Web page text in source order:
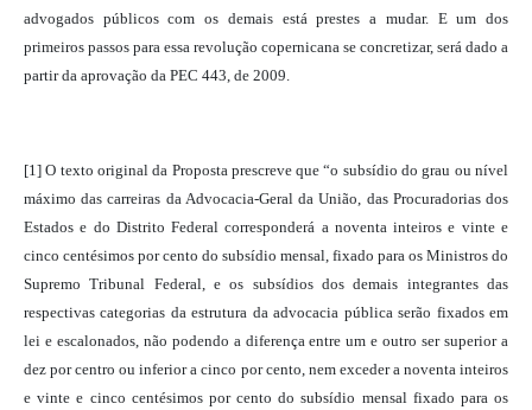
advogados públicos com os demais está prestes a mudar. E um dos
primeiros passos para essa revolução copernicana se concretizar, será dado a
partir da aprovação da PEC 443, de 2009.
[1] O texto original da Proposta prescreve que “o subsídio do grau ou nível
máximo das carreiras da Advocacia-Geral da União, das Procuradorias dos
Estados e do Distrito Federal corresponderá a noventa inteiros e vinte e
cinco centésimos por cento do subsídio mensal, fixado para os Ministros do
Supremo Tribunal Federal, e os subsídios dos demais integrantes das
respectivas categorias da estrutura da advocacia pública serão fixados em
lei e escalonados, não podendo a diferença entre um e outro ser superior a
dez por centro ou inferior a cinco por cento, nem exceder a noventa inteiros
e vinte e cinco centésimos por cento do subsídio mensal fixado para os